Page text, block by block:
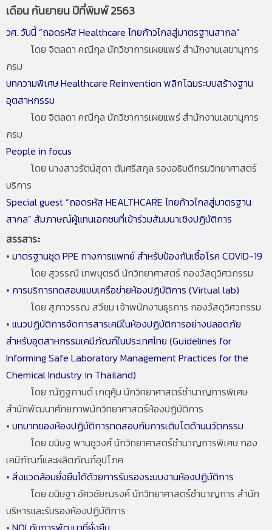
เดือน กันยายน ปีที่พิมพ์ 2563
วศ. วันนี้ “ถอดรหัส Healthcare ไทยก้าวไกลสู่มาตรฐานสากล”
โดย จิตลดา คณีกุล นักวิชาการเผยแพร่ สำนักงานเลขานุการ
กรม
บทความพิเศษ Healthcare Reinvention พลิกโฉมระบบสร้างฐาน
อุตสาหกรรม
โดย จิตลดา คณีกุล นักวิชาการเผยแพร่ สำนักงานเลขานุการ
กรม
People in focus
โดย นางสาวรัตน์สุดา ตันศรีสกุล รองอธิบดีกรมวิทยาศาสตร์
บริการ
Special guest “ถอดรหัส HEALTHCARE ไทยก้าวไกลสู่มาตรฐาน
สากล” สัมภาษณ์ผู้แทนเอกชนที่เข้าร่วมสัมมนาเชิงปฏิบัติการ
สรรสาระ
• มาตรฐานชุด PPE ทางการแพทย์ สำหรับป้องกันเชื้อโรค COVID-19
โดย สุวรรณี เทพบุตรดี นักวิทยาศาสตร์ กองวัสดุวิศวกรรม
• การบริการทดสอบแบบเครือข่ายห้องปฏิบัติการ (Virtual lab)
โดย สุภาวรรณ สวียม เจ้าพนักงานธุรการ กองวัสดุวิศวกรรม
• แนวปฏิบัติการจัดการสารเคมีในห้องปฏิบัติการอย่างปลอดภัย
สำหรับอุตสาหกรรมเคมีภัณฑ์ในประเทศไทย (Guidelines for
Informing Safe Laboratory Management Practices for the
Chemical Industry in Thailand)
โดย ณัฏฐกานต์ เกตุคุ้ม นักวิทยาศาสตร์ชำนาญการพิเศษ
สำนักพัฒนาศักยภาพนักวิทยาศาสตร์ห้องปฏิบัติการ
• บทบาทของห้องปฏิบัติการทดสอบกับการเติบโตด้านนวัตกรรม
โดย ขนิษฐ พานชูวงศ์ นักวิทยาศาสตร์ชำนาญการพิเศษ กอง
เคมีภัณฑ์และผลิตภัณฑ์อุปโภค
• สิ่งแวดล้อมยั่งยืนได้ด้วยการรับรองระบบงานห้องปฏิบัติการ
โดย ขนิษฐา อัศวชัยณรงค์ นักวิทยาศาสตร์ชำนาญการ สำนัก
บริหารและรับรองห้องปฏิบัติการ